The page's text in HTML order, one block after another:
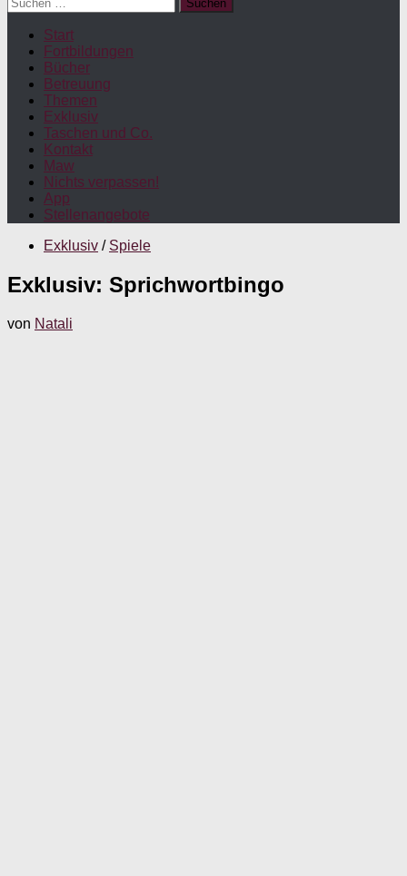
nach:
Start
Fortbildungen
Bücher
Betreuung
Themen
Exklusiv
Taschen und Co.
Kontakt
Maw
Nichts verpassen!
App
Stellenangebote
Exklusiv / Spiele
Exklusiv: Sprichwortbingo
von Natali